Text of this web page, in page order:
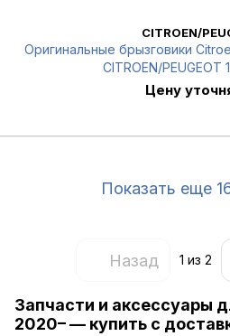
CITROEN/
Оригинальные брызговики
CITROEN/
Цену
Показать еще
Назад 1 из 2
Запчасти и аксессуары
2020– — купить с